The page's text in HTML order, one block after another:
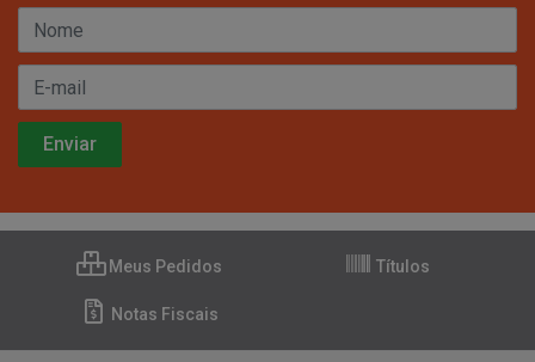
Meus Pedidos Títulos
Notas Fiscais